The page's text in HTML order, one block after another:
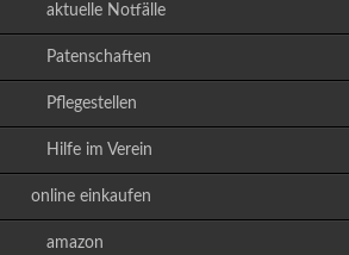
aktuelle Notfälle
Patenschaften
Pflegestellen
Hilfe im Verein
online einkaufen
amazon